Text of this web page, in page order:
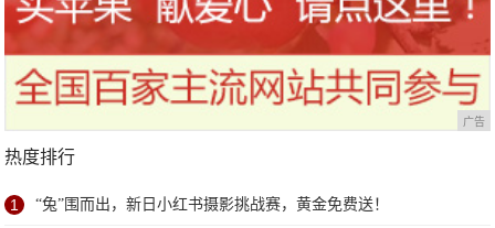
广告
热度排行
1 “兔”围而出，新日小红书摄影挑战赛，黄金免费送！